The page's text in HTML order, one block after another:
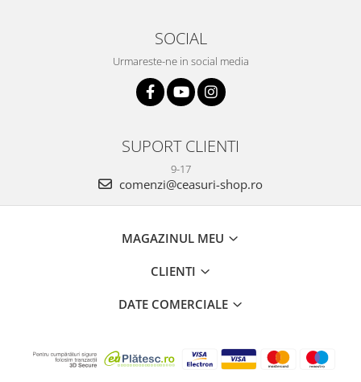
SOCIAL
Urmareste-ne in social media
SUPORT CLIENTI
9-17
comenzi@ceasuri-shop.ro
MAGAZINUL MEU
CLIENTI
DATE COMERCIALE